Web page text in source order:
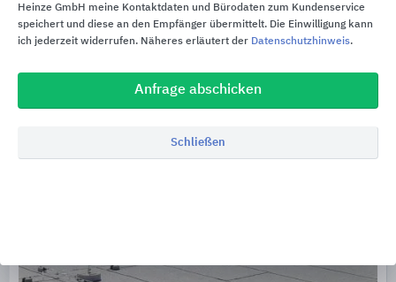
Heinze GmbH meine Kontaktdaten und Bürodaten zum Kundenservice
speichert und diese an den Empfänger übermittelt. Die Einwilligung kann
ich jederzeit widerrufen. Näheres erläutert der Datenschutzhinweis.
Anfrage abschicken
Schließen